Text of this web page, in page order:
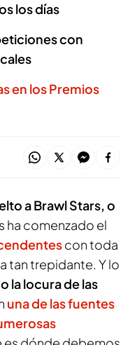
los días
con
en los Premios
aBrawl Stars, o
ha comenzado el
con toda
tan trepidante. Y lo
la locura de las
una de las fuentes